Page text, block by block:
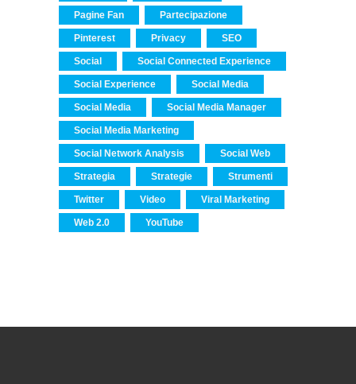
Pagine Fan Partecipazione
Pinterest Privacy SEO
Social Social Connected Experience
Social Experience Social Media
Social Media Social Media Manager
Social Media Marketing
Social Network Analysis Social Web
Strategia Strategie Strumenti
Twitter Video Viral Marketing
Web 2.0 YouTube